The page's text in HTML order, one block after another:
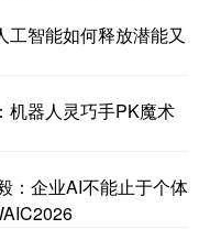
工智能如何释放潜能又
机器人灵巧手PK魔术
：企业AI不能止于个体